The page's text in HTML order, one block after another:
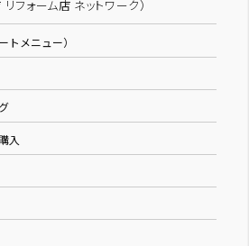
リフォーム店 ネットワーク）
トメニュー）
入